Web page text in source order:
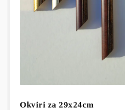
Okviri za 29x24cm